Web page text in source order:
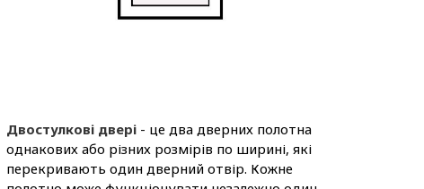
Двостулкові двері - це два дверних полотна
однакових або різних розмірів по ширині, які
перекривають один дверний отвір. Кожне